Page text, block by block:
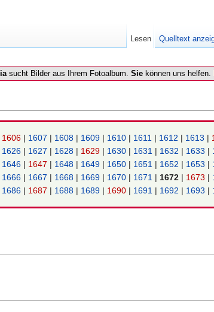
sucht Bilder aus Ihrem Fotoalbum. Sie können uns helfen.
1606 | 1607 | 1608 | 1609 | 1610 | 1611 | 1612 | 1613 |
1626 | 1627 | 1628 | 1629 | 1630 | 1631 | 1632 | 1633 |
1646 | 1647 | 1648 | 1649 | 1650 | 1651 | 1652 | 1653 |
1666 | 1667 | 1668 | 1669 | 1670 | 1671 | 1672 | 1673 |
1686 | 1687 | 1688 | 1689 | 1690 | 1691 | 1692 | 1693 |
Lesen Quelltext